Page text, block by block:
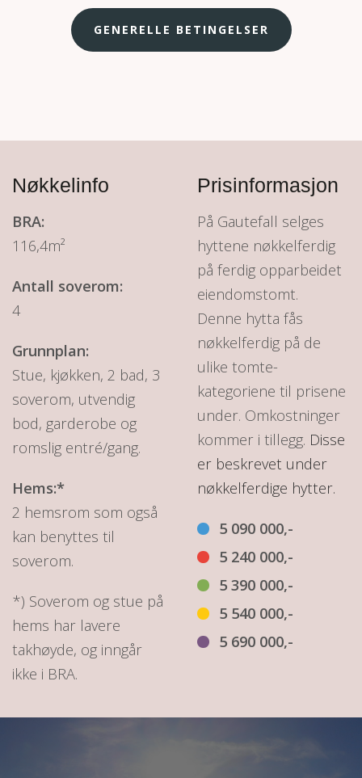
GENERELLE BETINGELSER
Nøkkelinfo
BRA:
116,4m²
Antall soverom:
4
Grunnplan:
Stue, kjøkken, 2 bad, 3
soverom, utvendig
bod, garderobe og
romslig entré/gang.
Hems:*
2 hemsrom som også
kan benyttes til
soverom.
*) Soverom og stue på
hems har lavere
takhøyde, og inngår
ikke i BRA.
Prisinformasjon
På Gautefall selges
hyttene nøkkelferdig
på ferdig opparbeidet
eiendomstomt.
Denne hytta fås
nøkkelferdig på de
ulike tomte-
kategoriene til prisene
under. Omkostninger
kommer i tillegg. Disse
er beskrevet under
nøkkelferdige hytter.
5 090 000,-
5 240 000,-
5 390 000,-
5 540 000,-
5 690 000,-